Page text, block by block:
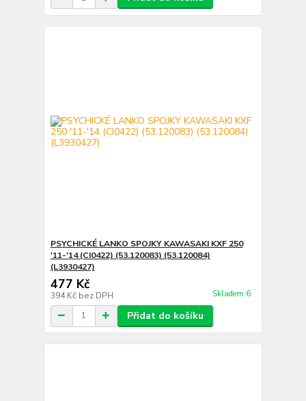
PSYCHICKÉ LANKO SPOJKY KAWASAKI KXF 250
'11-'14 (CI0422) (53.120083) (53.120084)
(L3930427)
477 Kč
394 Kč bez DPH Skladem 6
Přidat do košíku